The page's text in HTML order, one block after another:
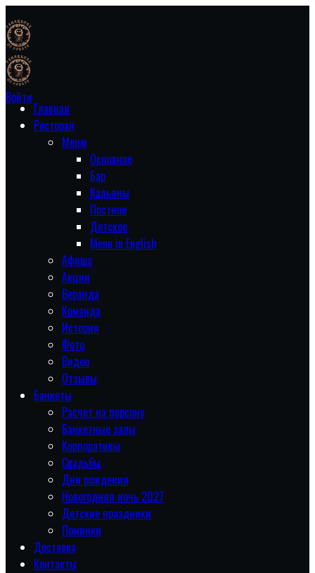
Войти
Главная
Ресторан
Меню
Основное
Бар
Кальяны
Постное
Детское
Menu in English
Афиша
Акции
Веранда
Команда
История
Фото
Видео
Отзывы
Банкеты
Расчет на персону
Банкетные залы
Корпоративы
Свадьбы
Дни рождения
Новогодняя ночь 2027
Детские праздники
Поминки
Доставка
Контакты